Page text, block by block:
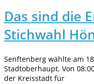
Das sind die
Stichwahl
Senftenberg wählte am
Stadtoberhaupt. Von
der Kreisstadt für